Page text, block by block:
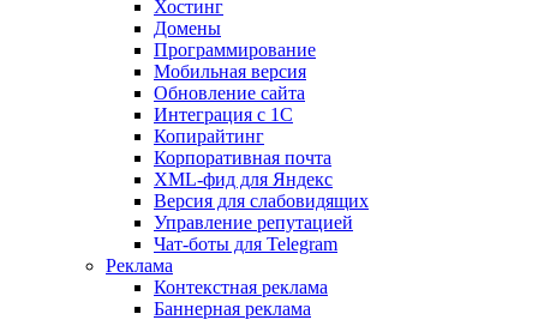
Хостинг
Домены
Программирование
Мобильная версия
Обновление сайта
Интеграция с 1С
Копирайтинг
Корпоративная почта
XML-фид для Яндекс
Версия для слабовидящих
Управление репутацией
Чат-боты для Telegram
Реклама
Контекстная реклама
Баннерная реклама